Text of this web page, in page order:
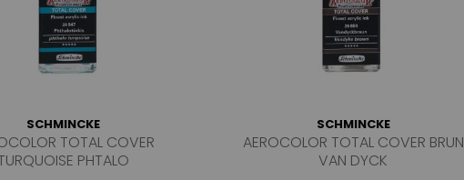
SCHMINCKE
TOTAL COVER
PHTALO
SCHMINCKE
AEROCOLOR TOTAL COVER BRUN
VAN DYCK